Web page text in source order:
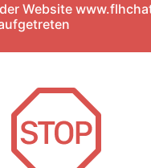
Website